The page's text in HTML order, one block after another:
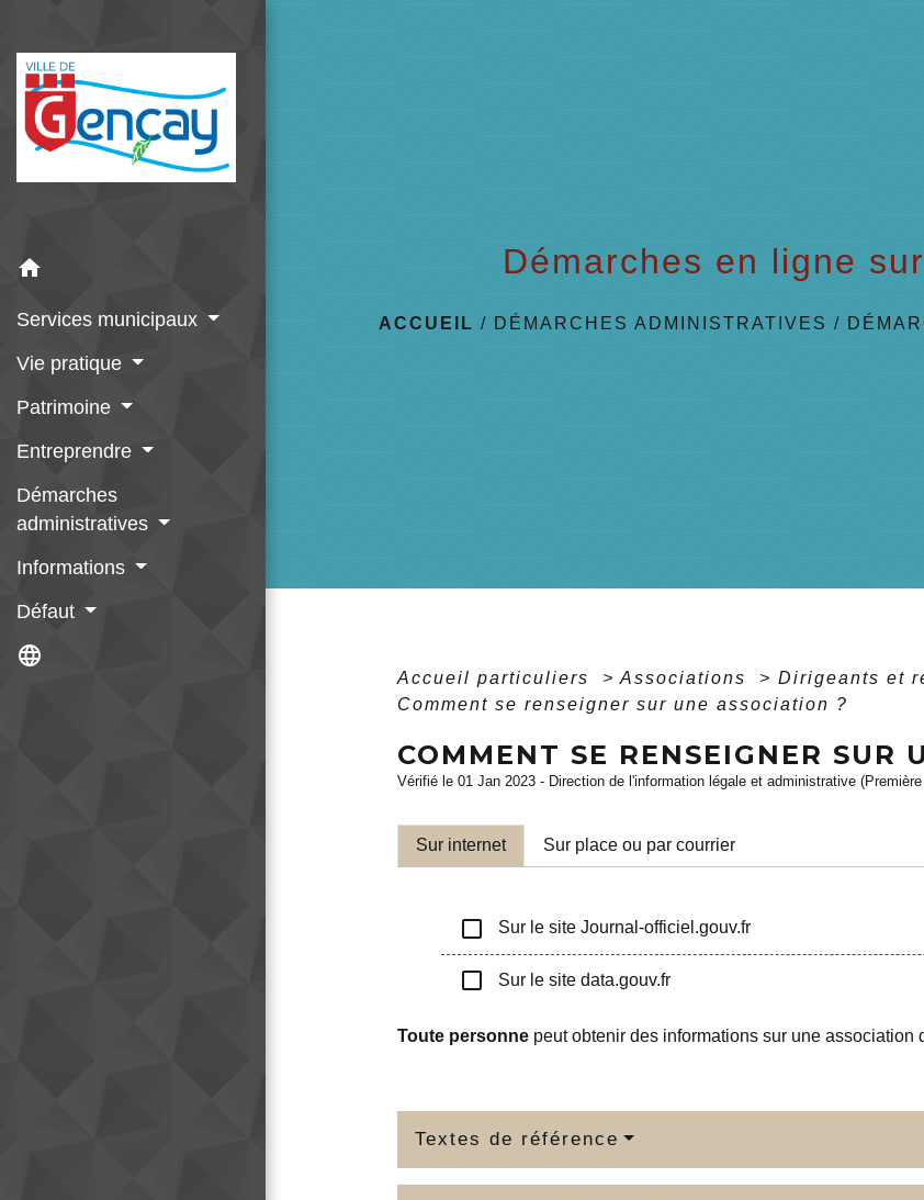
home
Services municipaux
Vie pratique
Patrimoine
Entreprendre
Démarches
administratives
Informations
Défaut
language
Démarches en ligne
ACCUEIL / DÉMARCHES ADMINISTRATIVES /
Accueil particuliers > Associations > Dirigeants et
Comment se renseigner sur une association ?
COMMENT SE RENSEIGNER SUR
Vérifié le 01 Jan 2023 - Direction de l'information légale et administrative
Sur internet Sur place ou par courrier
check_box_outline_blank Sur le site Journal-officiel.gouv.fr
check_box_outline_blank Sur le site data.gouv.fr
Toute personnepeut obtenir des informations sur une association
Textes de référence